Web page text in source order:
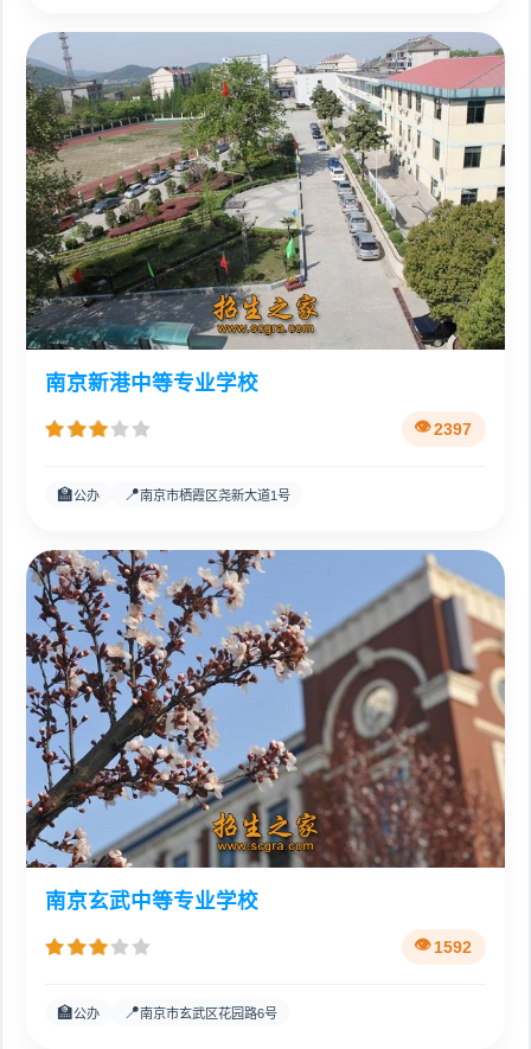
南京新港中等专业学校
2397
🏫公办 📍南京市栖霞区尧新大道1号
南京玄武中等专业学校
1592
🏫公办 📍南京市玄武区花园路6号